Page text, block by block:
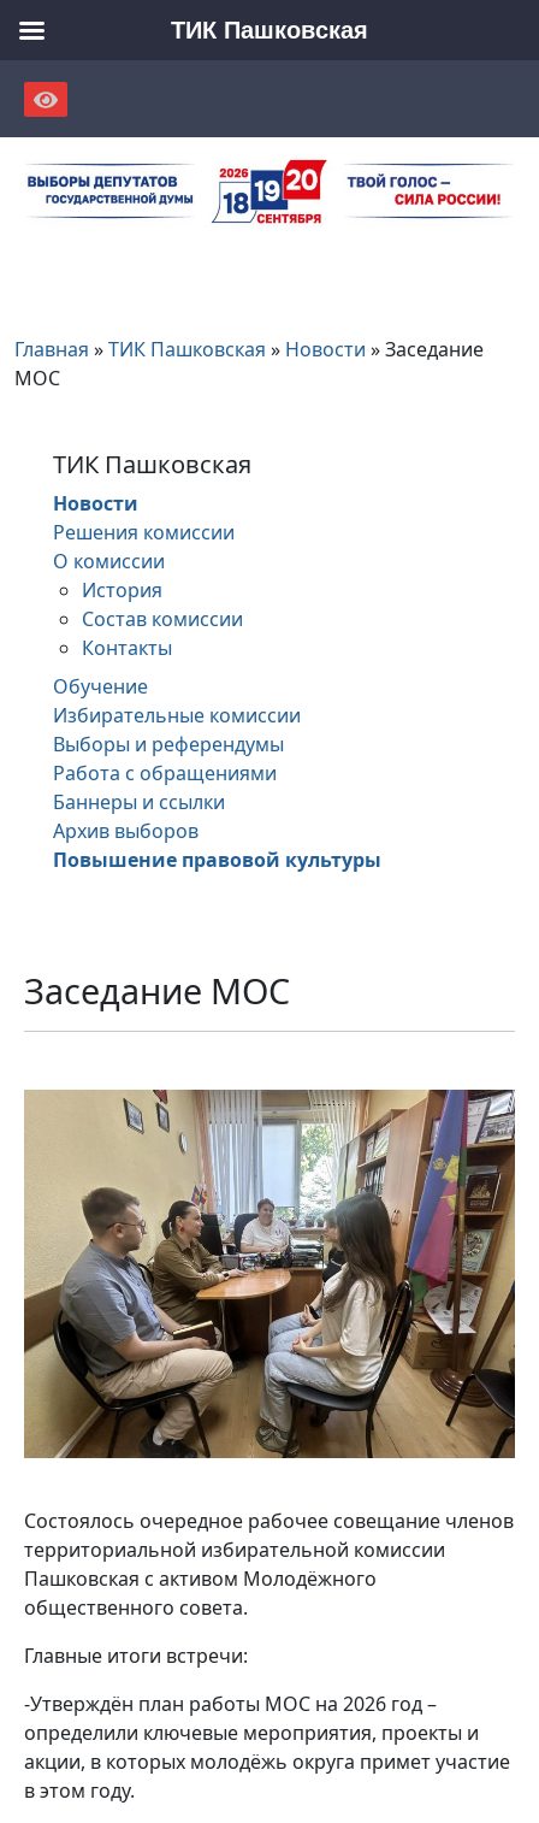
content
Главная »ТИК Пашковская » Новости »Заседание
МОС
ТИК Пашковская
Новости
Решения комиссии
О комиссии
История
Состав комиссии
Контакты
Обучение
Избирательные комиссии
Выборы и референдумы
Работа с обращениями
Баннеры и ссылки
Архив выборов
Повышение правовой культуры
Заседание МОС
Состоялось очередное рабочее совещание членов
территориальной избирательной комиссии
Пашковская с активом Молодёжного
общественного совета.
Главные итоги встречи:
-Утверждён план работы МОС на 2026 год –
определили ключевые мероприятия, проекты и
акции, в которых молодёжь округа примет участие
в этом году.
ТИК Пашковская